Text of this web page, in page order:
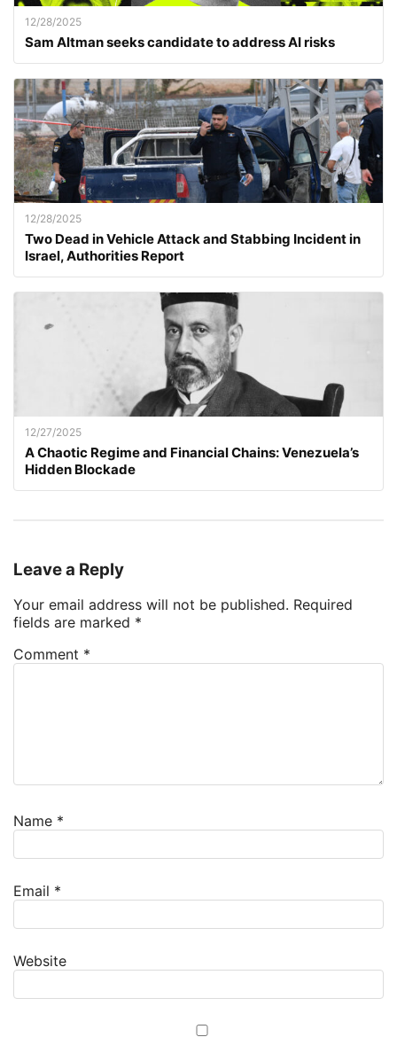
12/28/2025
Sam Altman seeks candidate to address AI risks
12/28/2025
Two Dead in Vehicle Attack and Stabbing Incident in
Israel, Authorities Report
12/27/2025
A Chaotic Regime and Financial Chains: Venezuela’s
Hidden Blockade
Leave a Reply
Your email address will not be published. Required
fields are marked *
Comment *
Name *
Email *
Website